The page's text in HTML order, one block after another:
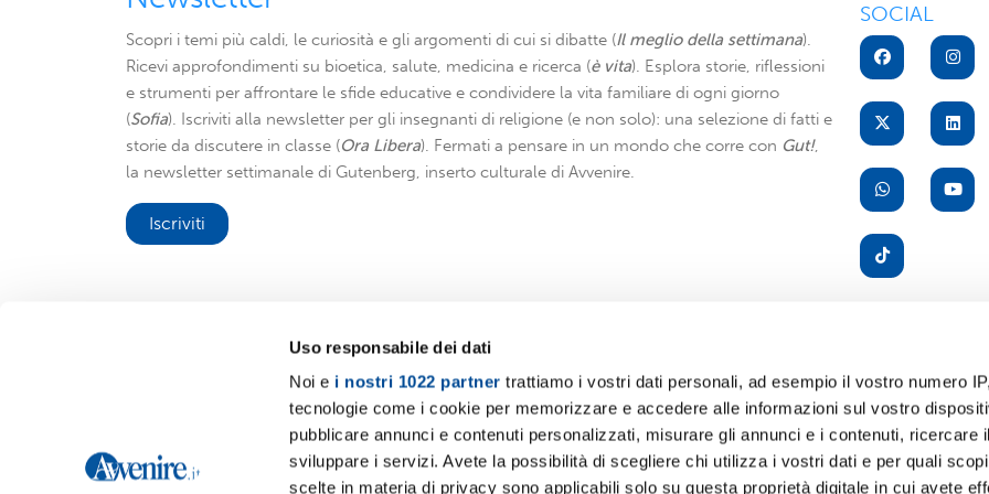
Uso responsabile dei dati
Noi e i nostri 1022 partner trattiamo i vostri dati personali, ad esempio il vostro numero
tecnologie come i cookie per memorizzare e accedere alle informazioni sul vostro
pubblicare annunci e contenuti personalizzati, misurare gli annunci e i contenuti, ricercare
sviluppare i servizi. Avete la possibilità di scegliere chi utilizza i vostri dati e per quali
scelte in materia di privacy sono applicabili solo su questa proprietà digitale in cui avete
Scopri i temi più caldi, le curiosità e gli argomenti di cui si dibatte (Il meglio della settimana).
Ricevi approfondimenti su bioetica, salute, medicina e ricerca (è vita). Esplora storie, riflessioni
e strumenti per affrontare le sfide educative e condividere la vita familiare di ogni giorno
(Sofia). Iscriviti alla newsletter per gli insegnanti di religione (e non solo): una selezione di fatti e
storie da discutere in classe (Ora Libera). Fermati a pensare in un mondo che corre con Gut!,
la newsletter settimanale di Gutenberg, inserto culturale di Avvenire.
Iscriviti
SOCIAL